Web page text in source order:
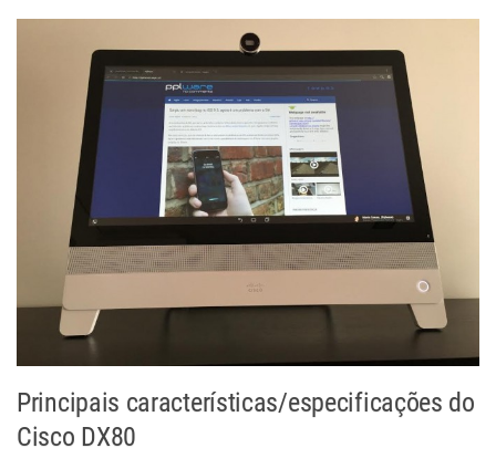
Principais características/especificações do
Cisco DX80